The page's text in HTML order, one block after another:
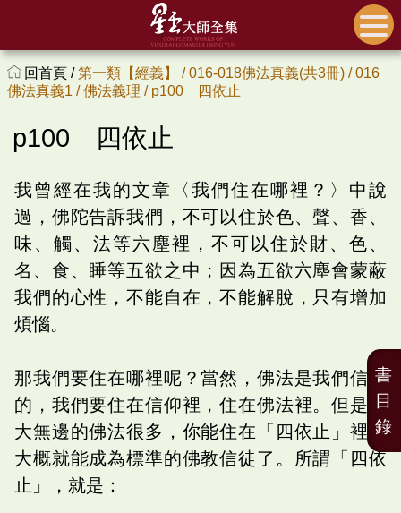
回首頁 /第一類【經義】 /016-018佛法真義(共3冊) /016
佛法真義1 /佛法義理 / p100 四依止
p100 四依止
我曾經在我的文章〈我們住在哪裡？〉中說
過，佛陀告訴我們，不可以住於色、聲、香、
味、觸、法等六塵裡，不可以住於財、色、
名、食、睡等五欲之中；因為五欲六塵會蒙蔽
我們的心性，不能自在，不能解脫，只有增加
煩惱。
那我們要住在哪裡呢？當然，佛法是我們信仰
的，我們要住在信仰裡，住在佛法裡。但是廣
大無邊的佛法很多，你能住在「四依止」裡，
大概就能成為標準的佛教信徒了。所謂「四依
止」，就是：
書
目
錄